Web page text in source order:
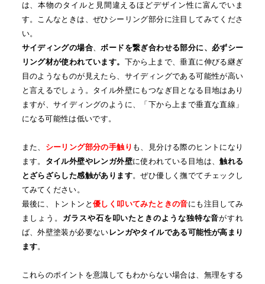
は、本物のタイルと見間違えるほどデザイン性に富んでいま
す。こんなときは、ぜひシーリング部分に注目してみてくださ
い。
サイディングの場合、ボードを繋ぎ合わせる部分に、必ずシー
リング材が使われています。 下から上まで、垂直に伸びる継ぎ
目のようなものが見えたら、サイディングである可能性が高い
と言えるでしょう。タイル外壁にもつなぎ目となる目地はあり
ますが、サイディングのように、「下から上まで垂直な直線」
になる可能性は低いです。
また、 シーリング部分の手触り も、見分ける際のヒントになり
ます。 タイル外壁やレンガ外壁に使われている目地は、触れる
とざらざらした感触があります。ぜひ優しく撫でてチェックし
てみてください。
最後に、トントンと優しく叩いてみたときの音にも注目してみ
ましょう。 ガラスや石を叩いたときのような独特な音がすれ
ば、外壁塗装が必要ない レンガやタイルである可能性が高まり
ます。
これらのポイントを意識してもわからない場合は、無理をする